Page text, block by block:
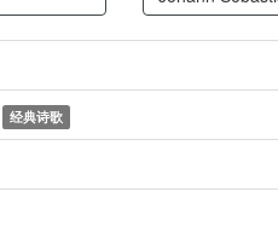
经典诗歌